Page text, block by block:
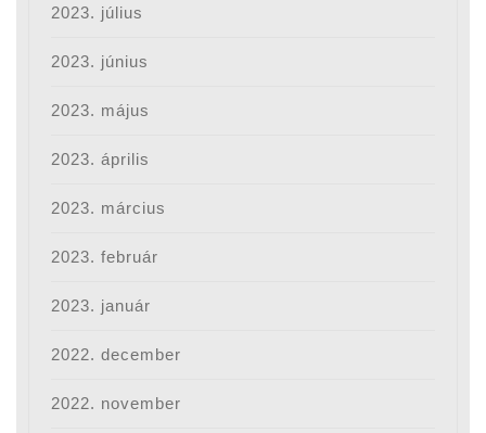
2023. július
2023. június
2023. május
2023. április
2023. március
2023. február
2023. január
2022. december
2022. november